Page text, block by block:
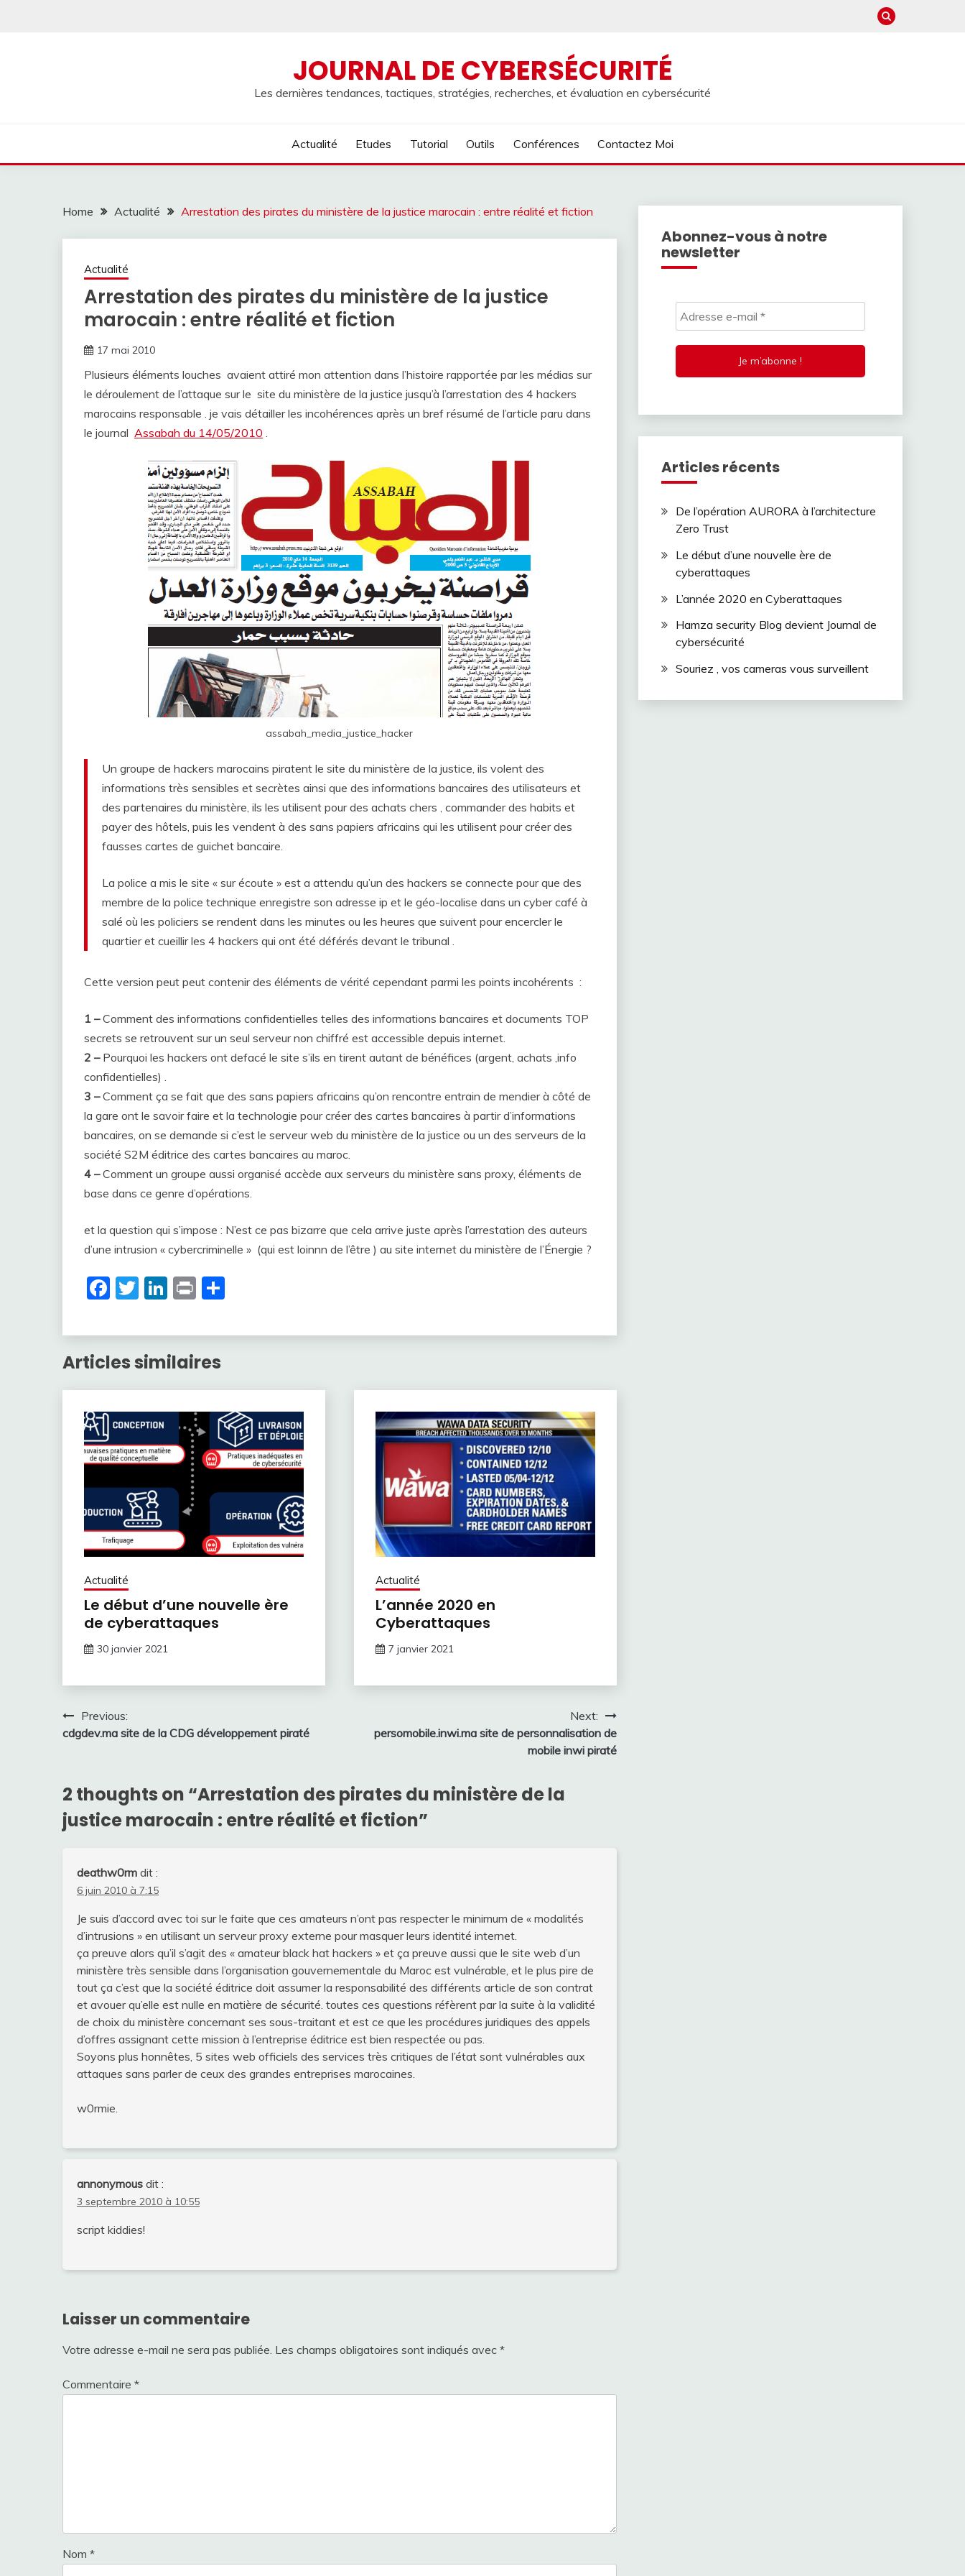
JOURNAL DE CYBERSÉCURITÉ
Les dernières tendances, tactiques, stratégies, recherches, et évaluation en cybersécurité
Actualité Etudes Tutorial Outils Conférences Contactez Moi
Home Actualité Arrestation des pirates du ministère de la justice marocain : entre réalité et fiction
Actualité
Arrestation des pirates du ministère de la justice
marocain : entre réalité et fiction
17 mai 2010
Plusieurs éléments louches avaient attiré mon attention dans l’histoire rapportée par les médias sur
le déroulement de l’attaque sur le site du ministère de la justice jusqu’à l’arrestation des 4 hackers
marocains responsable . je vais détailler les incohérences après un bref résumé de l’article paru dans
le journal Assabah du 14/05/2010 .
assabah_media_justice_hacker
Un groupe de hackers marocains piratent le site du ministère de la justice, ils volent des
informations très sensibles et secrètes ainsi que des informations bancaires des utilisateurs et
des partenaires du ministère, ils les utilisent pour des achats chers , commander des habits et
payer des hôtels, puis les vendent à des sans papiers africains qui les utilisent pour créer des
fausses cartes de guichet bancaire.
La police a mis le site « sur écoute » est a attendu qu’un des hackers se connecte pour que des
membre de la police technique enregistre son adresse ip et le géo-localise dans un cyber café à
salé où les policiers se rendent dans les minutes ou les heures que suivent pour encercler le
quartier et cueillir les 4 hackers qui ont été déférés devant le tribunal .
Cette version peut peut contenir des éléments de vérité cependant parmi les points incohérents :
1 –Comment des informations confidentielles telles des informations bancaires et documents TOP
secrets se retrouvent sur un seul serveur non chiffré est accessible depuis internet.
2 – Pourquoi les hackers ont defacé le site s’ils en tirent autant de bénéfices (argent, achats ,info
confidentielles) .
3 –Comment ça se fait que des sans papiers africains qu’on rencontre entrain de mendier à côté de
la gare ont le savoir faire et la technologie pour créer des cartes bancaires à partir d’informations
bancaires, on se demande si c’est le serveur web du ministère de la justice ou un des serveurs de la
société S2M éditrice des cartes bancaires au maroc.
4 –Comment un groupe aussi organisé accède aux serveurs du ministère sans proxy, éléments de
base dans ce genre d’opérations.
et la question qui s’impose : N’est ce pas bizarre que cela arrive juste après l’arrestation des auteurs
d’une intrusion « cybercriminelle » (qui est loinnn de l’être ) au site internet du ministère de l’Énergie ?
Facebook
Twitter
LinkedIn
Print
Articles similaires
Actualité
Le début d’une nouvelle ère
de cyberattaques
30 janvier 2021
Actualité
L’année 2020 en
Cyberattaques
7 janvier 2021
Navigation
de
Previous:
cdgdev.ma site de la CDG développement piraté
Next:
persomobile.inwi.ma site de personnalisation de
mobile inwi piraté
2 thoughts on “Arrestation des pirates du ministère de la
justice marocain : entre réalité et fiction”
deathw0rm dit :
6 juin 2010 à 7:15
Je suis d’accord avec toi sur le faite que ces amateurs n’ont pas respecter le minimum de « modalités
d’intrusions » en utilisant un serveur proxy externe pour masquer leurs identité internet.
ça preuve alors qu’il s’agit des « amateur black hat hackers » et ça preuve aussi que le site web d’un
ministère très sensible dans l’organisation gouvernementale du Maroc est vulnérable, et le plus pire de
tout ça c’est que la société éditrice doit assumer la responsabilité des différents article de son contrat
et avouer qu’elle est nulle en matière de sécurité. toutes ces questions réfèrent par la suite à la validité
de choix du ministère concernant ses sous-traitant et est ce que les procédures juridiques des appels
d’offres assignant cette mission à l’entreprise éditrice est bien respectée ou pas.
Soyons plus honnêtes, 5 sites web officiels des services très critiques de l’état sont vulnérables aux
attaques sans parler de ceux des grandes entreprises marocaines.
w0rmie.
annonymous dit :
3 septembre 2010 à 10:55
script kiddies!
Laisser un commentaire
Votre adresse e-mail ne sera pas publiée. Les champs obligatoires sont indiqués avec *
Commentaire *
Nom *
Abonnez-vous à notre
newsletter
Articles récents
De l’opération AURORA à l’architecture
Zero Trust
Le début d’une nouvelle ère de
cyberattaques
L’année 2020 en Cyberattaques
Hamza security Blog devient Journal de
cybersécurité
Souriez , vos cameras vous surveillent